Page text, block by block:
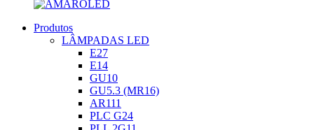
AMAROLED
Iluminação
Produtos
LÂMPADAS LED
E27
E14
GU10
GU5.3 (MR16)
AR111
PLC G24